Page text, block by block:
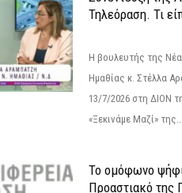
Τηλεόραση. Τι
Η βουλευτής της
Ημαθίας κ. Στέλλα
13/7/2026 στη ΔΙΟΝ
«Ξεκινάμε Μαζί»
Το ομόφωνο
Προαστιακό της